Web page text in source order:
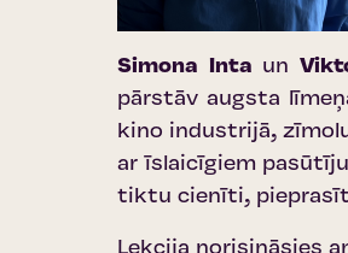
Simona Inta un
pārstāv augsta
kino industrijā,
ar īslaicīgiem
tiktu cienīti,